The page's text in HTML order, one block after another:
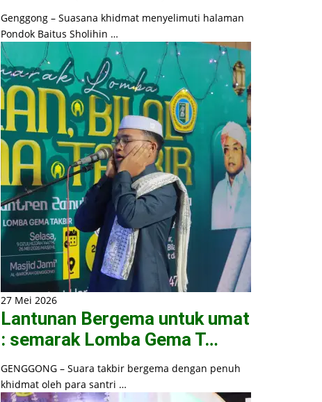
Genggong – Suasana khidmat menyelimuti halaman
Pondok Baitus Sholihin …
27 Mei 2026
Lantunan Bergema untuk umat
: semarak Lomba Gema T…
GENGGONG – Suara takbir bergema dengan penuh
khidmat oleh para santri …